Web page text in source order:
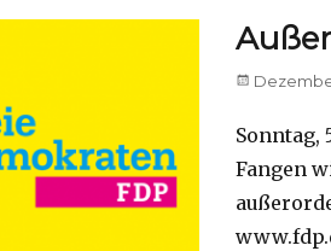
Posted
Sonntag,
Fangen